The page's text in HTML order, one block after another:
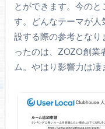
とができます。今の
す。どんなテーマが人
設する際の参考とな
ったのは、ZOZO創業
ム。やはり影響力は凄